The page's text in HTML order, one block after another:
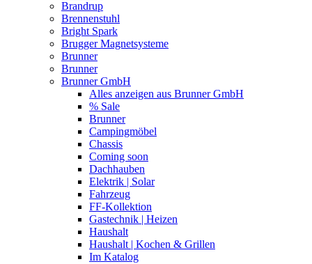
Brandrup
Brennenstuhl
Bright Spark
Brugger Magnetsysteme
Brunner
Brunner
Brunner GmbH
Alles anzeigen aus Brunner GmbH
% Sale
Brunner
Campingmöbel
Chassis
Coming soon
Dachhauben
Elektrik | Solar
Fahrzeug
FF-Kollektion
Gastechnik | Heizen
Haushalt
Haushalt | Kochen & Grillen
Im Katalog